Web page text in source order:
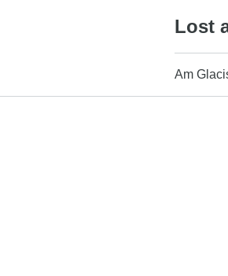
Lost
Am